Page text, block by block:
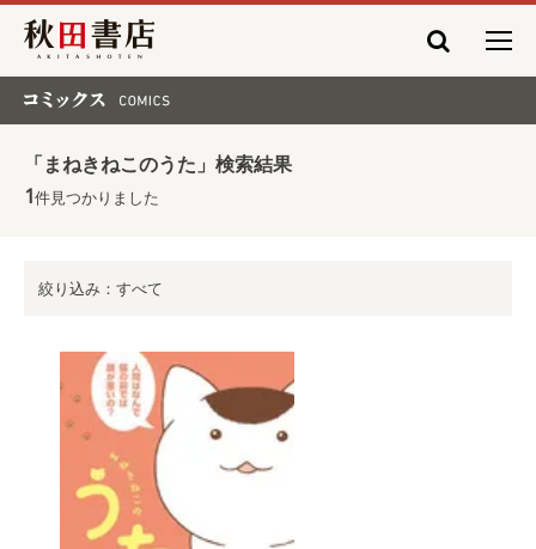
秋田書店
「まねきねこのうた」検索結果
1件見つかりました
絞り込み：すべて